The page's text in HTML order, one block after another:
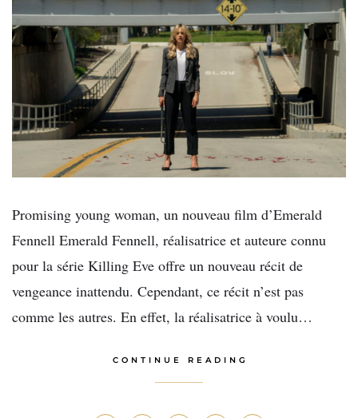
Promising young woman, un nouveau film d’Emerald
Fennell Emerald Fennell, réalisatrice et auteure connu
pour la série Killing Eve offre un nouveau récit de
vengeance inattendu. Cependant, ce récit n’est pas
comme les autres. En effet, la réalisatrice à voulu…
CONTINUE READING